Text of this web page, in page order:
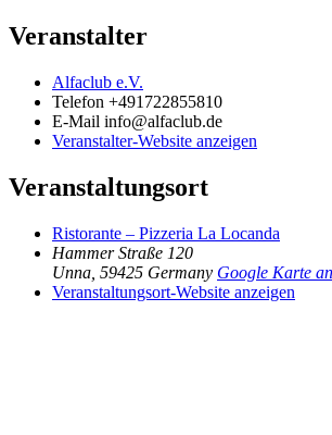
Veranstalter
Alfaclub e.V.
Telefon +491722855810
E-Mail info@alfaclub.de
Veranstalter-Website anzeigen
Veranstaltungsort
Ristorante – Pizzeria La Locanda
Hammer Straße 120
Unna 59425 Germany Google Karte
Veranstaltungsort-Website anzeigen